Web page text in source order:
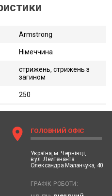
Armstrong
Німеччина
стрижень, стрижень з
загином
250
location_on ГОЛОВНИЙ ОФІС
Україна, м. Чернівці,
вул. Лейтенанта
Олександра Маланчука, 40
ГРАФІК РОБОТИ: